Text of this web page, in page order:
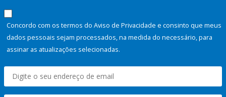
Concordo com os termos do Aviso de Privacidade e consinto que meus
dados pessoais sejam processados, na medida do necessário, para
assinar as atualizações selecionadas.